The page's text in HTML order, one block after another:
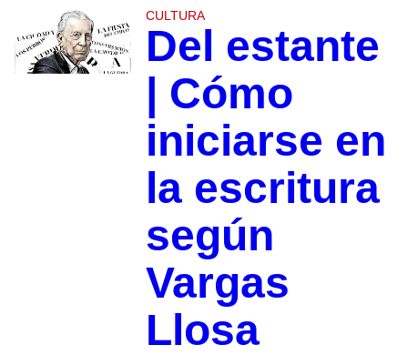
CULTURA
Del estante
| Cómo
iniciarse en
la escritura
según
Vargas
Llosa